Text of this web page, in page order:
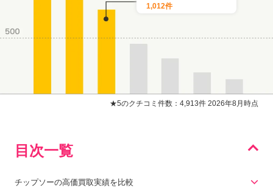
1,012件
★5のクチコミ件数：4,913件 2026年8月時点
目次一覧
チップソーの高価買取実績を比較